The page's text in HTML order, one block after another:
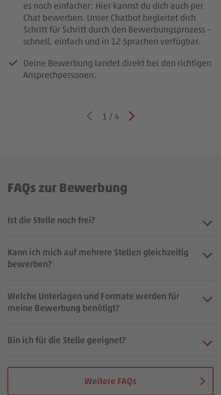
es noch einfacher: Hier kannst du dich auch per
Chat bewerben. Unser Chatbot begleitet dich
Schritt für Schritt durch den Bewerbungsprozess –
schnell, einfach und in 12 Sprachen verfügbar.
Deine Bewerbung landet direkt bei den richtigen
Ansprechpersonen.
1 / 4
FAQs zur Bewerbung
Ist die Stelle noch frei?
Kann ich mich auf mehrere Stellen gleichzeitig
bewerben?
Welche Unterlagen und Formate werden für
meine Bewerbung benötigt?
Bin ich für die Stelle geeignet?
Weitere FAQs